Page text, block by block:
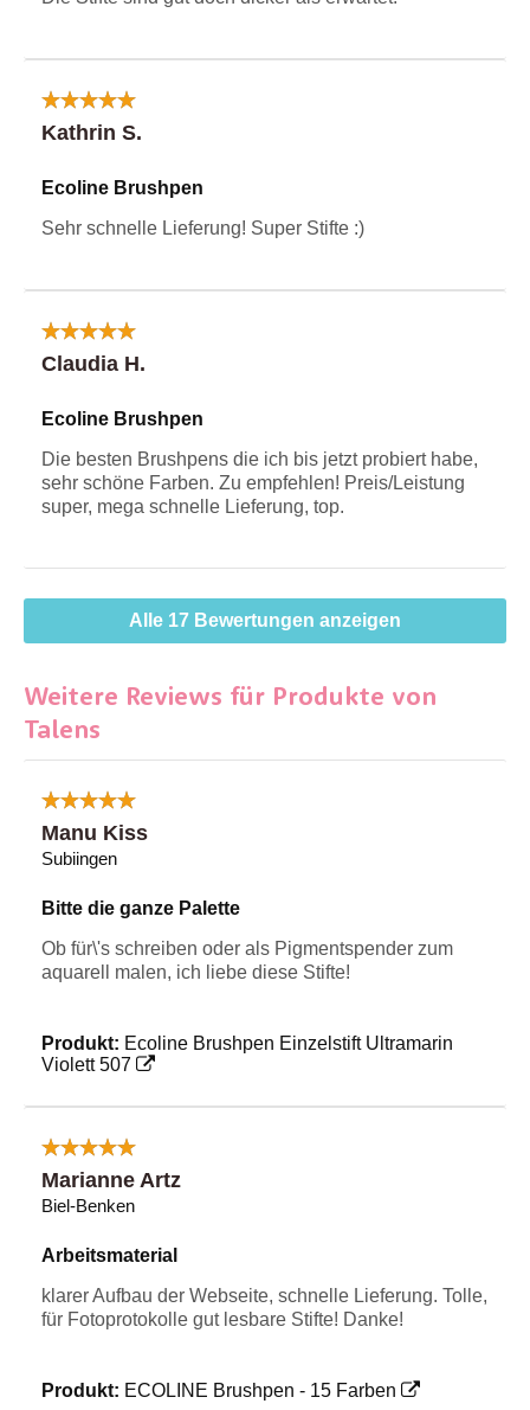
Kathrin S.
Ecoline Brushpen
Sehr schnelle Lieferung! Super Stifte :)
Claudia H.
Ecoline Brushpen
Die besten Brushpens die ich bis jetzt probiert habe,
sehr schöne Farben. Zu empfehlen! Preis/Leistung
super, mega schnelle Lieferung, top.
Alle 17 Bewertungen anzeigen
Weitere Reviews für Produkte von
Talens
Manu Kiss
Subiingen
Bitte die ganze Palette
Ob für\'s schreiben oder als Pigmentspender zum
aquarell malen, ich liebe diese Stifte!
Produkt: Ecoline Brushpen Einzelstift Ultramarin
Violett 507
Marianne Artz
Biel-Benken
Arbeitsmaterial
klarer Aufbau der Webseite, schnelle Lieferung. Tolle,
für Fotoprotokolle gut lesbare Stifte! Danke!
Produkt: ECOLINE Brushpen - 15 Farben